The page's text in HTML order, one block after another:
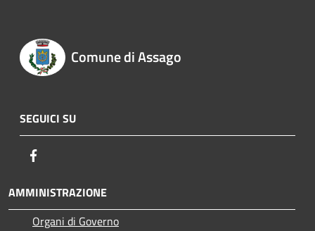
Comune di Assago
SEGUICI SU
AMMINISTRAZIONE
Organi di Governo